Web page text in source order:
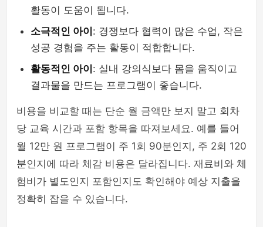
활동이 도움이 됩니다.
소극적인 아이 : 경쟁보다 협력이 많은 수업, 작은
성공 경험을 주는 활동이 적합합니다.
활동적인 아이 : 실내 강의식보다 몸을 움직이고
결과물을 만드는 프로그램이 좋습니다.
비용을 비교할 때는 단순 월 금액만 보지 말고 회차
당 교육 시간과 포함 항목을 따져보세요. 예를 들어
월 12만 원 프로그램이 주 1회 90분인지, 주 2회 120
분인지에 따라 체감 비용은 달라집니다. 재료비와 체
험비가 별도인지 포함인지도 확인해야 예상 지출을
정확히 잡을 수 있습니다.